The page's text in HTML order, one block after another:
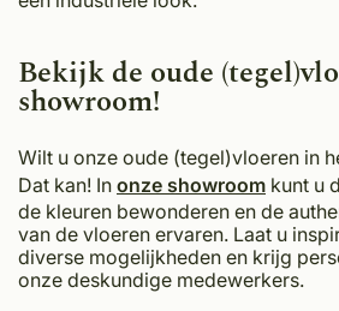
Bekijk de oude
showroom!
Wilt u onze oude (tegel)vloeren in
Dat kan! In onze showroom kunt u
de kleuren bewonderen en de
van de vloeren ervaren. Laat u
diverse mogelijkheden en krijg
onze deskundige medewerkers.